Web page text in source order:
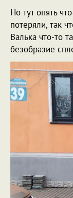
Но тут опять
потеряли, так
Валька что-то
безобразие